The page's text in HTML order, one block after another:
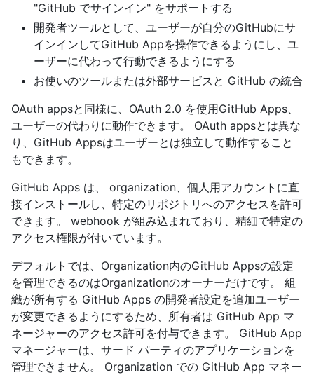
"GitHub でサインイン" をサポートする
開発者ツールとして、ユーザーが自分のGitHubにサ
インインしてGitHub Appを操作できるようにし、ユ
ーザーに代わって行動できるようにする
お使いのツールまたは外部サービスと GitHub の統合
OAuth appsと同様に、OAuth 2.0 を使用GitHub Apps、
ユーザーの代わりに動作できます。 OAuth appsとは異な
り、GitHub Appsはユーザーとは独立して動作すること
もできます。
GitHub Apps は、 organization、個人用アカウントに直
接インストールし、特定のリポジトリへのアクセスを許可
できます。 webhook が組み込まれており、精細で特定の
アクセス権限が付いています。
デフォルトでは、Organization内のGitHub Appsの設定
を管理できるのはOrganizationのオーナーだけです。 組
織が所有する GitHub Apps の開発者設定を追加ユーザー
が変更できるようにするため、所有者は GitHub App マ
ネージャーのアクセス許可を付与できます。 GitHub App
マネージャーは、サード パーティのアプリケーションを
管理できません。 Organization での GitHub App マネー